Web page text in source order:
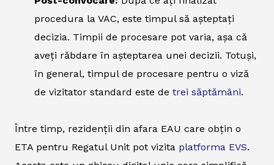
procedura la VAC, este timpul să așteptați
decizia. Timpii de procesare pot varia, așa că
aveți răbdare în așteptarea unei decizii. Totuși,
în general, timpul de procesare pentru o viză
de vizitator standard este de trei săptămâni.
Între timp, rezidenții din afara EAU care obțin o
ETA pentru Regatul Unit pot vizita platforma EVS.